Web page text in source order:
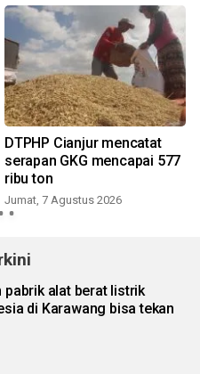
DTPHP Cianjur mencatat
serapan GKG mencapai 577
ribu ton
Jumat, 7 Agustus 2026
pabrik alat berat listrik
di Karawang bisa tekan